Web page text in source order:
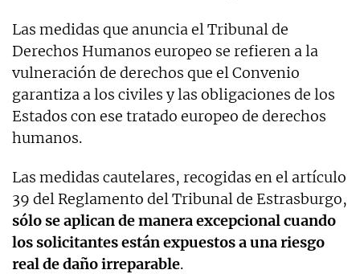
Las medidas que anuncia el Tribunal de
Derechos Humanos europeo se refieren a la
vulneración de derechos que el Convenio
garantiza a los civiles y las obligaciones de los
Estados con ese tratado europeo de derechos
humanos.
Las medidas cautelares, recogidas en el artículo
39 del Reglamento del Tribunal de Estrasburgo,
sólo se aplican de manera excepcional cuando
los solicitantes están expuestos a una riesgo
real de daño irreparable.